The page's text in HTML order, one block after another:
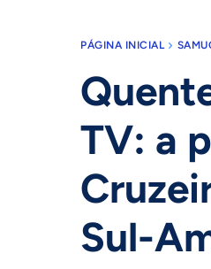
PÁGINA INICIAL
TV: a
Sul-